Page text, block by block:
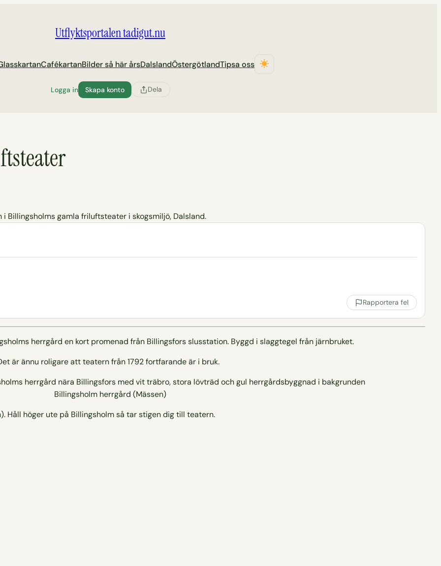
Utflyktsportalen tadigut.nu
CafékartanBilder så här årsDalslandÖstergötlandTipsa oss
Logga in Skapa konto Dela
Rapportera fel
herrgård en kort promenad från Billingsfors slusstation. Byggd i slaggtegel från järnbruket.
är ännu roligare att teatern från 1792 fortfarande är i bruk.
Billingsholm herrgård (Mässen)
Håll höger ute på Billingsholm så tar stigen dig till teatern.